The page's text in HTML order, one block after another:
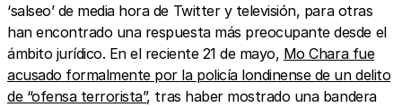
‘salseo’ de media hora de Twitter y televisión, para otras
han encontrado una respuesta más preocupante desde el
ámbito jurídico. En el reciente 21 de mayo, Mo Chara fue
acusado formalmente por la policía londinense de un delito
de “ofensa terrorista”, tras haber mostrado una bandera